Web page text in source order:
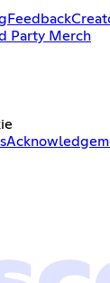
Feedback
Party Merch